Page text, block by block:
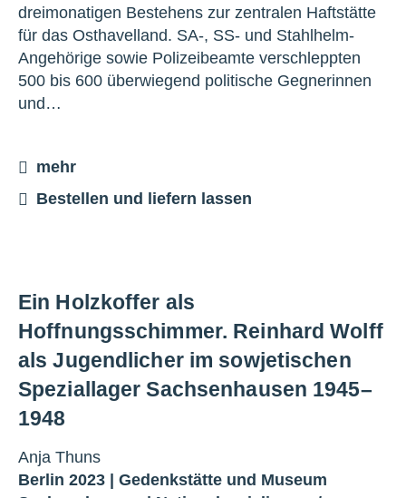
dreimonatigen Bestehens zur zentralen Haftstätte
für das Osthavelland. SA-, SS- und Stahlhelm-
Angehörige sowie Polizeibeamte verschleppten
500 bis 600 überwiegend politische Gegnerinnen
und…
mehr
Bestellen und liefern lassen
Ein Holzkoffer als
Hoffnungsschimmer. Reinhard Wolff
als Jugendlicher im sowjetischen
Speziallager Sachsenhausen 1945–
1948
Anja Thuns
Berlin 2023 | Gedenkstätte und Museum